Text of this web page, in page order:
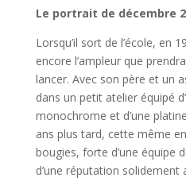
Le portrait de décembre
Lorsqu’il sort de l’école, en
encore l’ampleur que
lancer. Avec son père et un
dans un petit atelier équipé
monochrome et d’une
ans plus tard, cette même
bougies, forte d’une équipe
d’une réputation solidement